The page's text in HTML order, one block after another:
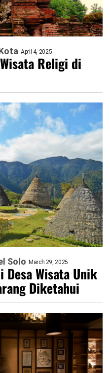
April 4, 2025
Religi di
Solo March 29, 2025
Desa Wisata Unik
Diketahui